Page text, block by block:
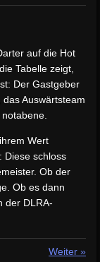
auf die Hot
Tabelle zeigt,
Der Gastgeber
Auswärtsteam
Wert
Diese schloss
Ob der
Ob es dann
der DLRA-
Weiter »